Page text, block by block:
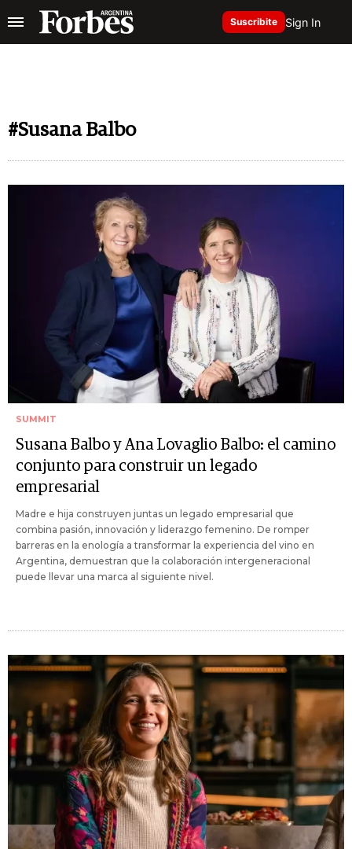
Suscribite Sign In
#Susana Balbo
SUMMIT
Susana Balbo y Ana Lovaglio Balbo: el camino
conjunto para construir un legado
empresarial
Madre e hija construyen juntas un legado empresarial que
combina pasión, innovación y liderazgo femenino. De romper
barreras en la enología a transformar la experiencia del vino en
Argentina, demuestran que la colaboración intergeneracional
puede llevar una marca al siguiente nivel.